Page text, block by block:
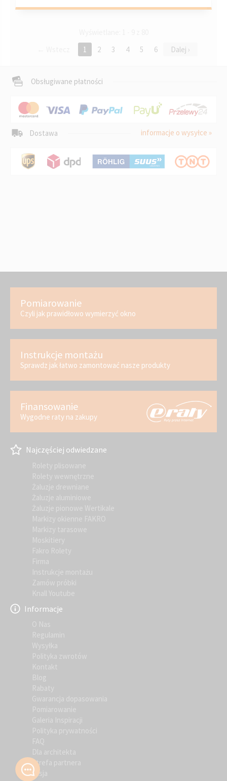
1 2 3 4 5 6 Dalej ›
Obsługiwane płatności
Dostawa informacje o wysyłce »
Pomiarowanie
Czyli jak prawidłowo wymierzyć okno
Instrukcje montażu
Sprawdz jak łatwo zamontować nasze produkty
Finansowanie
Wygodne raty na zakupy
Najczęściej odwiedzane
Rolety plisowane
Rolety wewnętrzne
Żaluzje drewniane
Żaluzje aluminiowe
Żaluzje pionowe Wertikale
Markizy okienne FAKRO
Markizy tarasowe
Moskitiery
Fakro Rolety
Firma
Instrukcje montażu
Zamów próbki
Knall Youtube
Informacje
O Nas
Regulamin
Wysyłka
Polityka zwrotów
Kontakt
Blog
Rabaty
Gwarancja dopasowania
Pomiarowanie
Galeria Inspiracji
Polityka prywatności
FAQ
Dla architekta
Strefa partnera
Misja